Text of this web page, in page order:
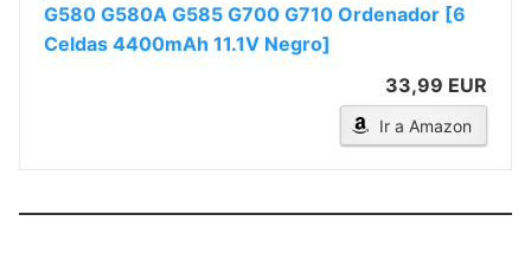
G580 G580A G585 G700 G710 Ordenador [6
Celdas 4400mAh 11.1V Negro]
33,99 EUR
Ir a Amazon